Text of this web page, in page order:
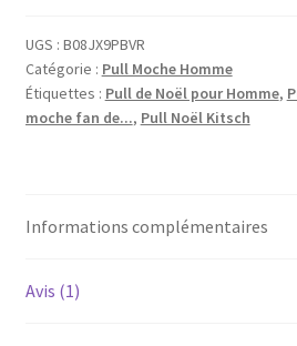
UGS : B08JX9PBVR
Catégorie : Pull Moche Homme
Étiquettes : Pull de Noël pour Homme,
moche fan de..., Pull Noël Kitsch
Informations complémentaires
Avis (1)